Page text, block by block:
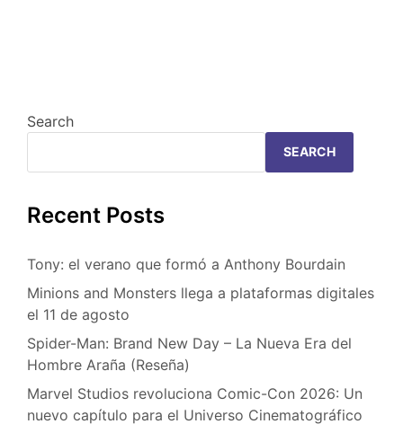
Search
SEARCH
Recent Posts
Tony: el verano que formó a Anthony Bourdain
Minions and Monsters llega a plataformas digitales
el 11 de agosto
Spider-Man: Brand New Day – La Nueva Era del
Hombre Araña (Reseña)
Marvel Studios revoluciona Comic-Con 2026: Un
nuevo capítulo para el Universo Cinematográfico